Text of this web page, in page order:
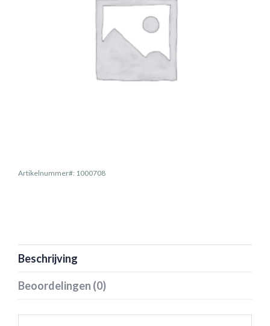
Artikelnummer#: 1000708
Beschrijving
Beoordelingen (0)